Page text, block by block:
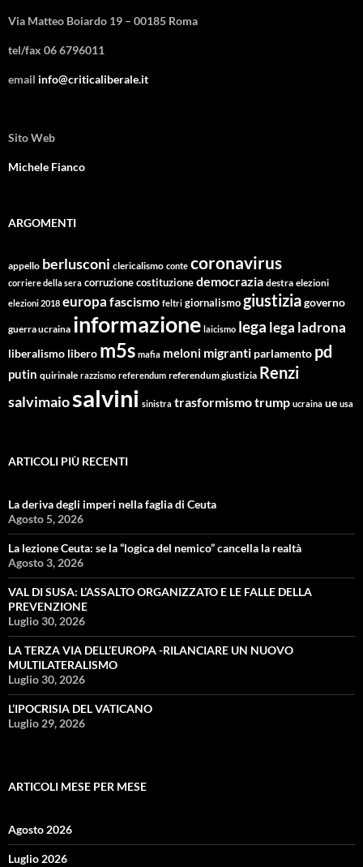
Via Matteo Boiardo 19 – 00185 Roma
tel/fax 06 6796011
email info@criticaliberale.it
Sito Web
Michele Fianco
ARGOMENTI
appello berlusconi clericalismo conte coronavirus
corriere della sera corruzionecostituzionedemocrazia destra elezioni
elezioni 2018 europa fascismo feltri giornalismogiustiziagoverno
guerra ucraina informazione laicismo lega lega ladrona
liberalismo libero m5s mafia meloni migranti parlamento pd
putin quirinale razzismo referendum referendum giustizia Renzi
salvimaiosalvini sinistra trasformismotrump ucraina ue usa
ARTICOLI PIÙ RECENTI
La deriva degli imperi nella faglia di Ceuta
Agosto 5, 2026
La lezione Ceuta: se la “logica del nemico” cancella la realtà
Agosto 3, 2026
VAL DI SUSA: L’ASSALTO ORGANIZZATO E LE FALLE DELLA
PREVENZIONE
Luglio 30, 2026
LA TERZA VIA DELL’EUROPA -RILANCIARE UN NUOVO
MULTILATERALISMO
Luglio 30, 2026
L’IPOCRISIA DEL VATICANO
Luglio 29, 2026
ARTICOLI MESE PER MESE
Agosto 2026
Luglio 2026